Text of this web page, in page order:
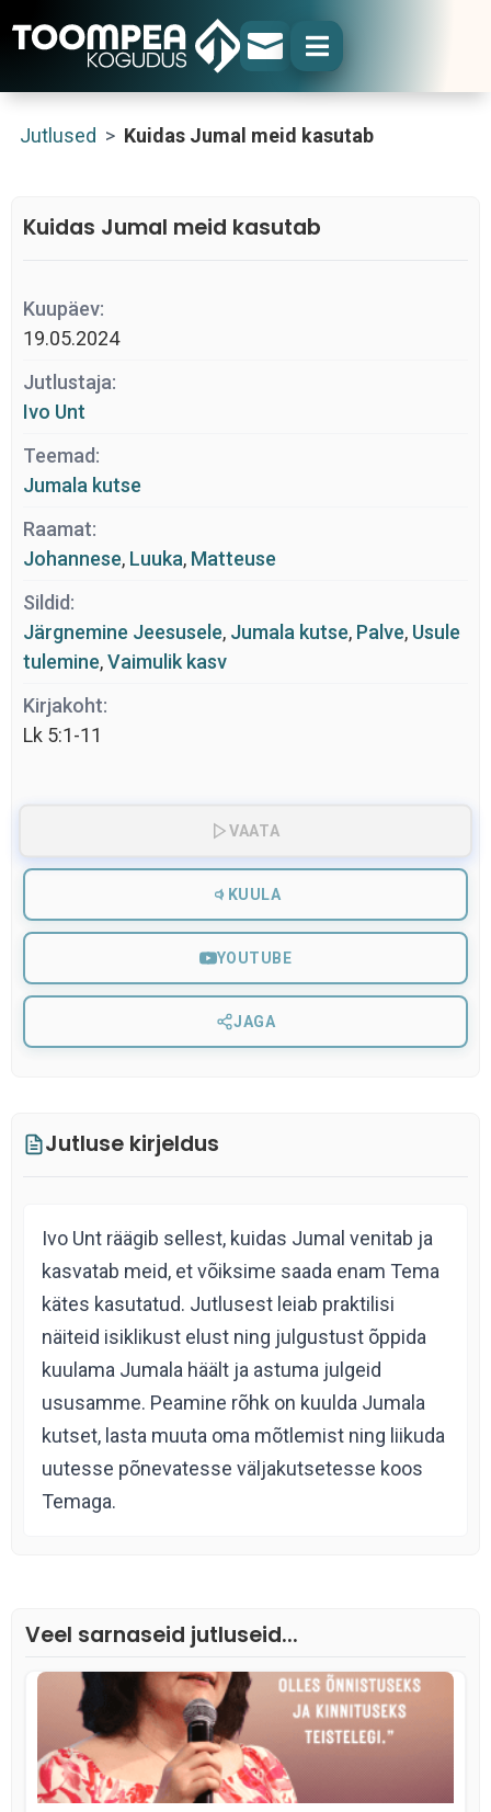
 
Jutlused > Kuidas Jumal meid kasutab
Kuidas Jumal meid kasutab
Kuupäev:
19.05.2024
Jutlustaja:
Ivo Unt
Teemad:
Jumala kutse
Raamat:
Johannese, Luuka, Matteuse
Sildid:
Järgnemine Jeesusele, Jumala kutse, Palve, Usule
tulemine,Vaimulik kasv
Kirjakoht:
Lk 5:1-11
VAATA
KUULA
YOUTUBE
JAGA
Jutluse kirjeldus
Ivo Unt räägib sellest, kuidas Jumal venitab ja
kasvatab meid, et võiksime saada enam Tema
kätes kasutatud. Jutlusest leiab praktilisi
näiteid isiklikust elust ning julgustust õppida
kuulama Jumala häält ja astuma julgeid
ususamme. Peamine rõhk on kuulda Jumala
kutset, lasta muuta oma mõtlemist ning liikuda
uutesse põnevatesse väljakutsetesse koos
Temaga.
Veel sarnaseid jutluseid...